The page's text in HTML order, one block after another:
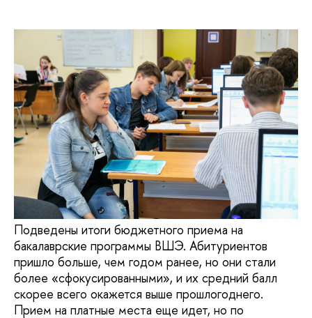
Подведены итоги бюджетного приема на
бакалаврские программы ВШЭ. Абитуриентов
пришло больше, чем годом ранее, но они стали
более «сфокусированными», и их средний балл
скорее всего окажется выше прошлогоднего.
Прием на платные места еще идет, но по